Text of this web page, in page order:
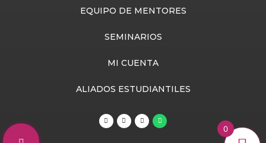
EQUIPO DE MENTORES
SEMINARIOS
MI CUENTA
ALIADOS ESTUDIANTILES
T
i
k
Y
o
u
I
n
s
W
h
a 0